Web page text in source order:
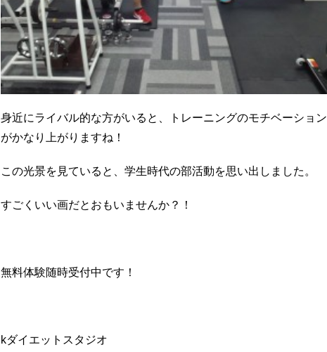
身近にライバル的な方がいると、トレーニングのモチベーション
がかなり上がりますね！
この光景を見ていると、学生時代の部活動を思い出しました。
すごくいい画だとおもいませんか？！
無料体験随時受付中です！
kダイエットスタジオ